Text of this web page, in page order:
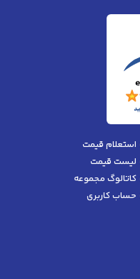
استعلام قیمت
لیست قیمت
کاتالوگ مجموعه
حساب کاربری